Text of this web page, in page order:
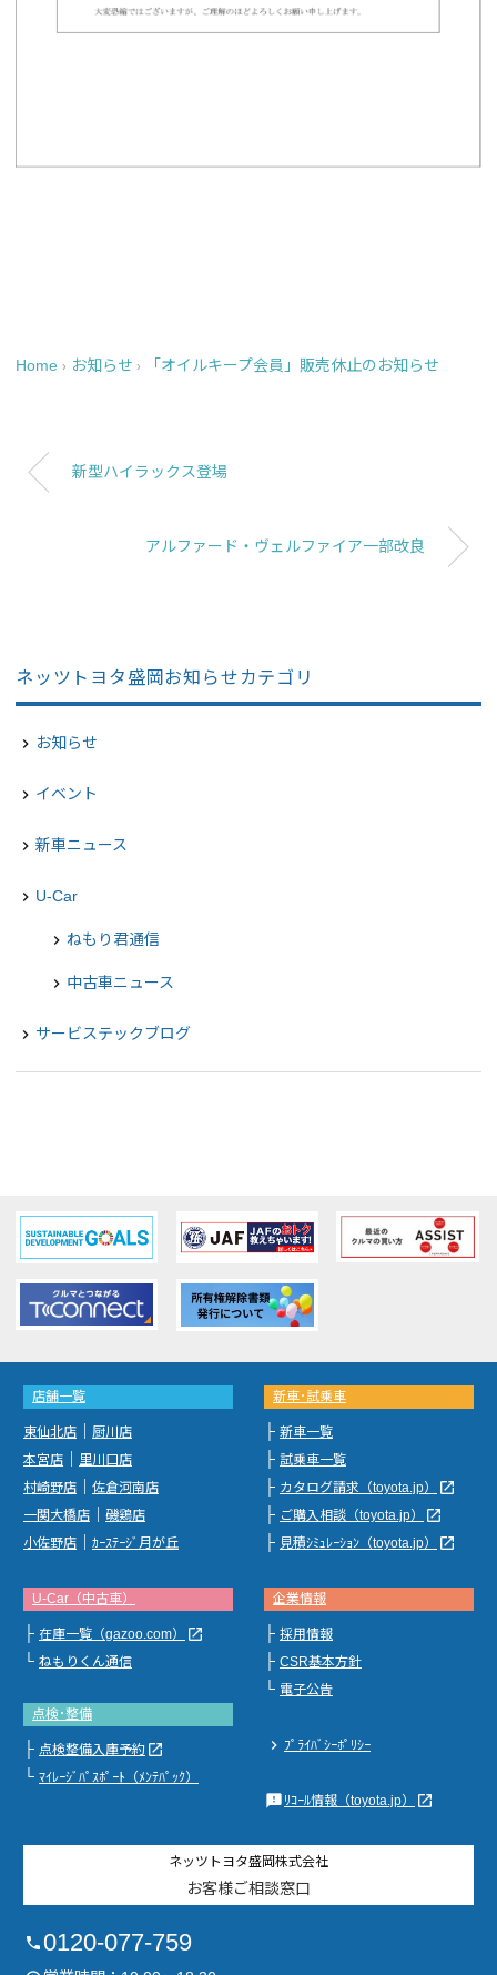
Home › お知らせ › 「オイルキープ会員」販売休止のお知らせ
新型ハイラックス登場
アルファード・ヴェルファイア一部改良
ネッツトヨタ盛岡お知らせカテゴリ
navigate_next お知らせ
navigate_next イベント
navigate_next 新車ニュース
navigate_next U-Car
chevron_right ねもり君通信
chevron_right 中古車ニュース
navigate_next サービステックブログ
店舗一覧
東仙北店
厨川店
本宮店
里川口店
村崎野店
佐倉河南店
一関大橋店
磯鶏店
小佐野店
ｶｰｽﾃｰｼﾞ月が丘
新車･試乗車
├ 新車一覧
├ 試乗車一覧
├ カタログ請求（toyota.jp）
launch
├ ご購入相談（toyota.jp）
launch
├ 見積ｼﾐｭﾚｰｼｮﾝ（toyota.jp） launch
U-Car（中古車）
├ 在庫一覧（gazoo.com）
launch
└ ねもりくん通信
点検･整備
├ 点検整備入庫予約 launch
└ ﾏｲﾚｰｼﾞﾊﾟｽﾎﾟｰﾄ（ﾒﾝﾃﾊﾟｯｸ）
企業情報
├ 採用情報
├ CSR基本方針
└ 電子公告
chevron_right ﾌﾟﾗｲﾊﾞｼｰﾎﾟﾘｼｰ
feedback ﾘｺｰﾙ情報（toyota.jp） launch
ネッツトヨタ盛岡株式会社
お客様ご相談窓口
phone0120-077-759